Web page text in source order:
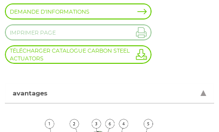
DEMANDE D'INFORMATIONS
IMPRIMER PAGE
TÉLÉCHARGER CATALOGUE CARBON STEEL
ACTUATORS
avantages